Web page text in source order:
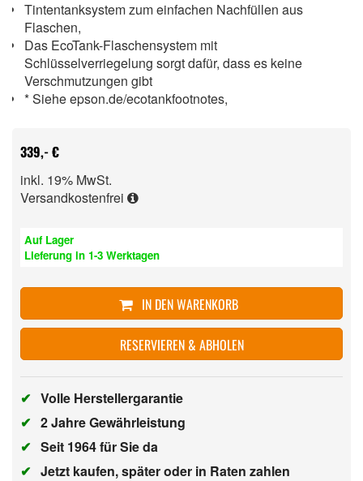
Tintentanksystem zum einfachen Nachfüllen aus
Flaschen,
Das EcoTank-Flaschensystem mit
Schlüsselverriegelung sorgt dafür, dass es keine
Verschmutzungen gibt
* Siehe epson.de/ecotankfootnotes,
339,- €
inkl. 19% MwSt.
Versandkostenfrei
Auf Lager
Lieferung in 1-3 Werktagen
IN DEN WARENKORB
RESERVIEREN & ABHOLEN
✔ Volle Herstellergarantie
✔ 2 Jahre Gewährleistung
✔ Seit 1964 für Sie da
✔ Jetzt kaufen, später oder in Raten zahlen